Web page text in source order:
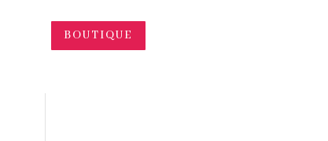
BOUTIQUE